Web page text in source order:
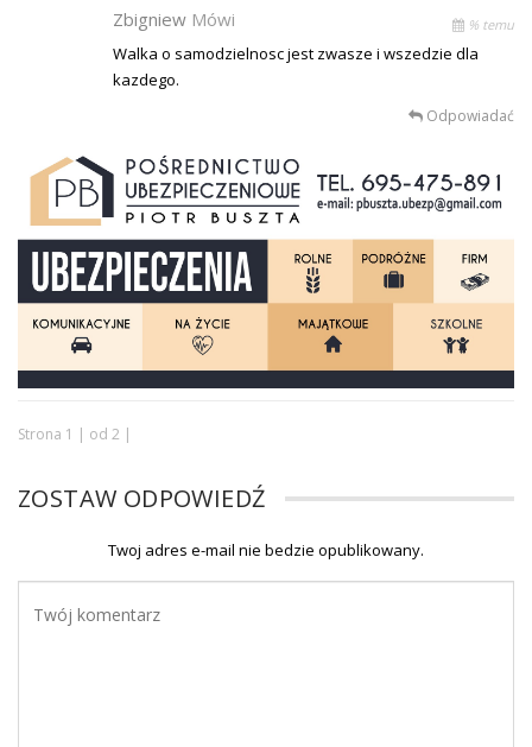
Zbigniew Mówi % temu
Walka o samodzielnosc jest zwasze i wszedzie dla
kazdego.
Odpowiadać
Strona 1 | od 2 |
ZOSTAW ODPOWIEDŹ
Twoj adres e-mail nie bedzie opublikowany.